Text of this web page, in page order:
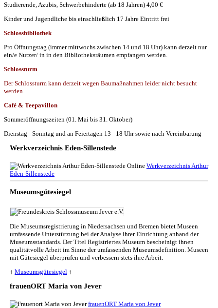
Studierende, Azubis, Schwerbehinderte (ab 18 Jahren) 4,00 €
Kinder und Jugendliche bis einschließlich 17 Jahre Eintritt frei
Schlossbibliothek
Pro Öffnungstag (immer mittwochs zwischen 14 und 18 Uhr) kann derzeit nur
ein/e Nutzer/ in in den Bibliotheksräumen empfangen werden.
Schlossturm
Der Schlossturm kann derzeit wegen Baumaßnahmen leider nicht besucht
werden.
Café & Teepavillon
Sommeröffnungszeiten (01. Mai bis 31. Oktober)
Dienstag - Sonntag und an Feiertagen 13 - 18 Uhr sowie nach Vereinbarung
Werkverzeichnis Eden-Sillenstede
Werkverzeichnis Arthur
Eden-Sillenstede
Museumsgütesiegel
Die Museumsregistrierung in Niedersachsen und Bremen bietet Museen
umfassende Unterstützung bei der Analyse ihrer Einrichtung anhand der
Museumsstandards. Der Titel Registriertes Museum bescheinigt ihnen
qualitätvolle Arbeit im Sinne der umfassenden Museumsdefinition. Museen
mit Gütesiegel überprüfen und verbessern stets ihre Arbeit.
↑ Museumsgütesiegel ↑
frauenORT Maria von Jever
frauenORT Maria von Jever